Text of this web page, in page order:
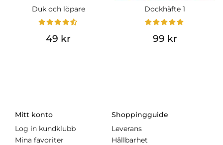
Duk och löpare
49 kr
Dockhäfte 1
99 kr
Mitt konto
Log in kundklubb
Mina favoriter
Shoppingguide
Leverans
Hållbarhet